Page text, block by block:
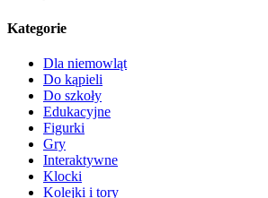
Kategorie
Dla niemowląt
Do kąpieli
Do szkoły
Edukacyjne
Figurki
Gry
Interaktywne
Klocki
Kolejki i tory